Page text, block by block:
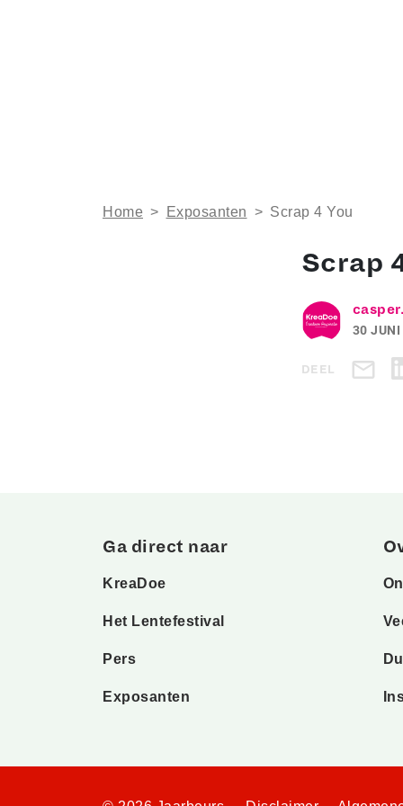
Home > Exposanten > Scrap 4 You
Scrap
30
DEEL
Ga direct naar
KreaDoe
Het Lentefestival
Pers
Exposanten